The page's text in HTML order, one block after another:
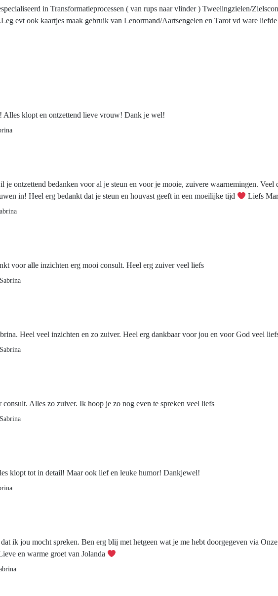
in Transformatieprocessen ( van rups naar vlinder ) Tweelingzielen/
evt ook kaartjes maak gebruik van Lenormand/Aartsengelen en Tarot vd ware
Alles klopt en ontzettend lieve vrouw! Dank je wel!
je ontzettend bedanken voor al je steun en voor je mooie, zuivere waarnemingen.
in! Heel erg bedankt dat je steun en houvast geeft in een moeilijke tijd
Liefs
voor alle inzichten erg mooi consult. Heel erg zuiver veel liefs
Heel veel inzichten en zo zuiver. Heel erg dankbaar voor jou en voor God veel
consult. Alles zo zuiver. Ik hoop je zo nog even te spreken veel liefs
klopt tot in detail! Maar ook lief en leuke humor! Dankjewel!
ik jou mocht spreken. Ben erg blij met hetgeen wat je me hebt doorgegeven via
en warme groet van Jolanda